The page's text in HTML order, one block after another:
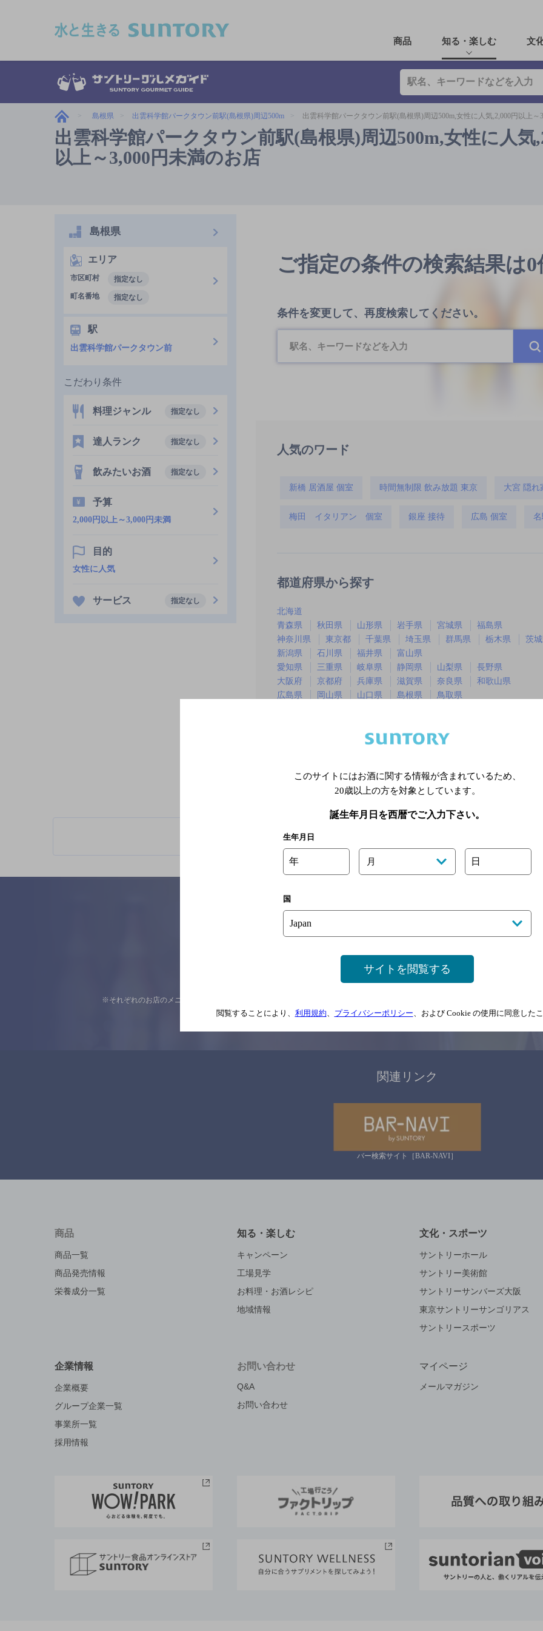
商品 知る・楽しむ 文
島根県 出雲科学館パークタウン前駅(島根県)周辺500m 出雲科学館パークタウン前駅(島根県)周辺500m,女性に人気,2,000円以上～
出雲科学館パークタウン前駅(島根県)周辺500m,女性に人気
以上～3,000円未満のお店
ご指定の条件の検索結果は0
条件を変更して、再度検索してください。
人気のワード
新橋 居酒屋 個室 時間無制限 飲み放題 東京 大宮 隠れ
梅田 イタリアン 個室 銀座 接待 広島 個室
都道府県から探す
北海道
青森県
秋田県 山形県 岩手県 宮城県
福島県
神奈川県
東京都 千葉県 埼玉県 群馬県 栃木県
茨
新潟県
石川県 福井県
富山県
愛知県
三重県 岐阜県 静岡県 山梨県
長野県
大阪府
京都府 兵庫県 滋賀県 奈良県
和歌山県
広島県
岡山県 山口県 島根県
鳥取県
※店舗によりハイボール取り扱い銘
島根県
エリア
市区町村
指定なし
町名番地
指定なし
駅
出雲科学館パークタウン前
こだわり条件
料理ジャンル 指定なし
達人ランク 指定なし
飲みたいお酒 指定なし
予算
2,000円以上～3,000円未満
目的
女性に人気
サービス 指定なし
ご意見・ご感想
※それぞれのお店のメニューや営業時間などの掲載情報については、 念のためお店にご確
関連リンク
バー検索サイト［BAR-NAVI］
商品
商品一覧
商品発売情報
栄養成分一覧
知る・楽しむ
キャンペーン
工場見学
お料理・お酒レシピ
地域情報
文化・スポーツ
サントリーホール
サントリー美術館
サントリーサンバーズ大阪
東京サントリーサンゴリアス
サントリースポーツ
企業情報
企業概要
グループ企業一覧
事業所一覧
採用情報
お問い合わせ
Q&A
お問い合わせ
マイページ
メールマガジン
このサイトにはお酒に関する情報が含まれているため、
20歳以上の方を対象としています。
誕生年月日を西暦でご入力下さい。
生年月日
年 月 日
国
サイトを閲覧する
閲覧することにより、 利用規約、 プライバシーポリシー、および Cookie の使用に同意した